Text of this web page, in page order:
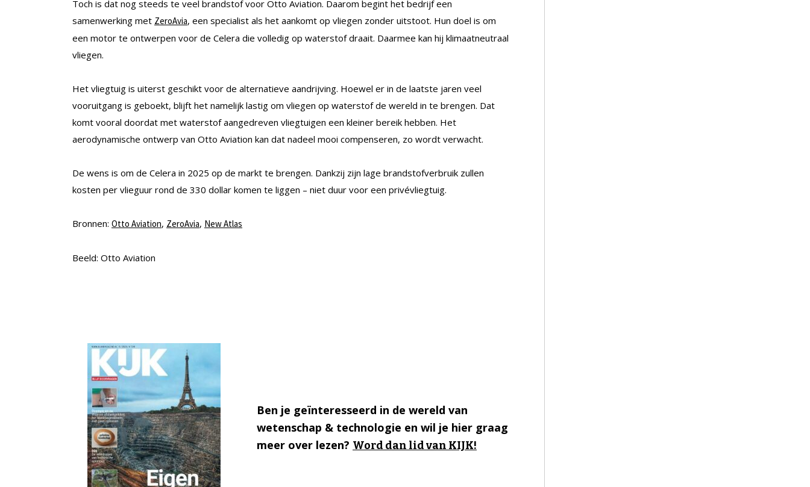
Toch is dat nog steeds te veel brandstof voor Otto Aviation. Daarom begint het bedrijf een
samenwerking met ZeroAvia, een specialist als het aankomt op vliegen zonder uitstoot. Hun doel is om
een motor te ontwerpen voor de Celera die volledig op waterstof draait. Daarmee kan hij klimaatneutraal
vliegen.
Het vliegtuig is uiterst geschikt voor de alternatieve aandrijving. Hoewel er in de laatste jaren veel
vooruitgang is geboekt, blijft het namelijk lastig om vliegen op waterstof de wereld in te brengen. Dat
komt vooral doordat met waterstof aangedreven vliegtuigen een kleiner bereik hebben. Het
aerodynamische ontwerp van Otto Aviation kan dat nadeel mooi compenseren, zo wordt verwacht.
De wens is om de Celera in 2025 op de markt te brengen. Dankzij zijn lage brandstofverbruik zullen
kosten per vlieguur rond de 330 dollar komen te liggen – niet duur voor een privévliegtuig.
Bronnen: Otto Aviation, ZeroAvia, New Atlas
Beeld: Otto Aviation
Ben je geïnteresseerd in de wereld van
wetenschap & technologie en wil je hier graag
meer over lezen? Word dan lid van KIJK!